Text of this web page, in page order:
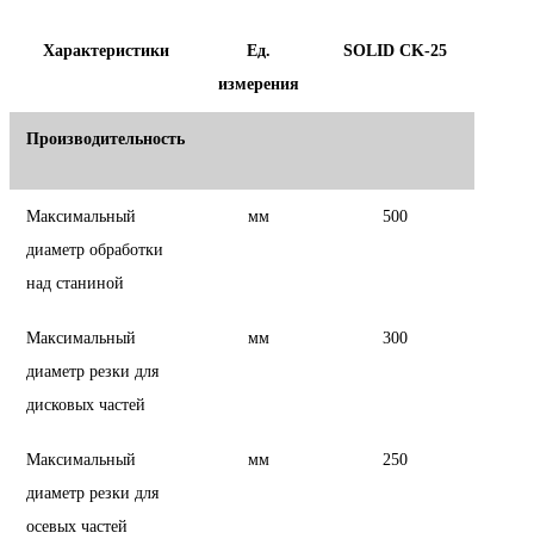
Характеристики
Ед.
измерения
SOLID CK-25
Производительность
Максимальный
диаметр обработки
над станиной
мм 500
Максимальный
диаметр резки для
дисковых частей
мм 300
Максимальный
диаметр резки для
осевых частей
мм 250